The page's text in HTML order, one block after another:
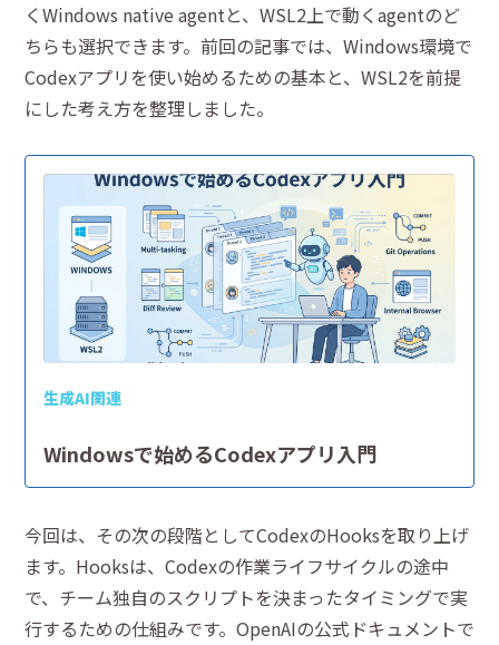
くWindows native agentと、WSL2上で動くagentのど
ちらも選択できます。前回の記事では、Windows環境で
Codexアプリを使い始めるための基本と、WSL2を前提
にした考え方を整理しました。
生成AI関連
Windowsで始めるCodexアプリ入門
今回は、その次の段階としてCodexのHooksを取り上げ
ます。Hooksは、Codexの作業ライフサイクルの途中
で、チーム独自のスクリプトを決まったタイミングで実
行するための仕組みです。OpenAIの公式ドキュメントで